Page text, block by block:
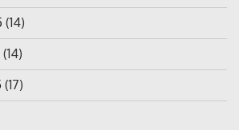
(14)
(14)
(17)